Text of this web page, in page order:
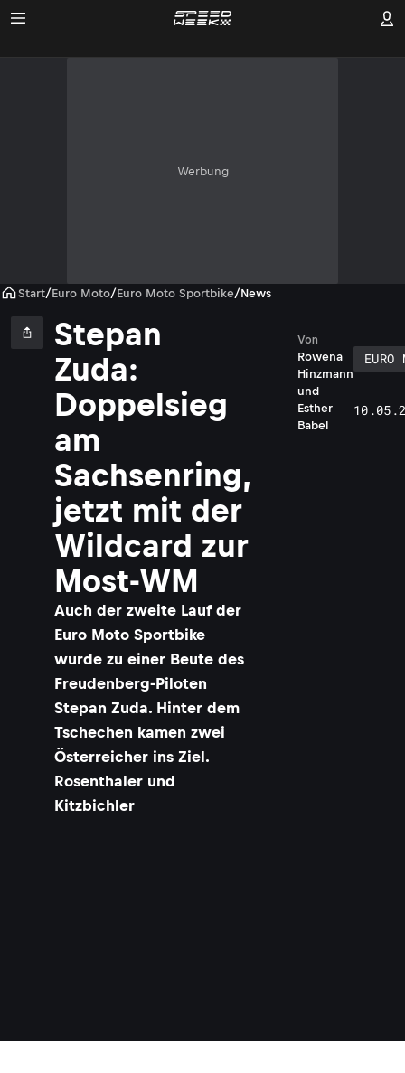
Werbung
Start/Euro Moto/Euro Moto Sportbike/News
Stepan
Zuda:
Doppelsieg
am
Sachsenring,
jetzt mit der
Wildcard zur
Most-WM
Auch der zweite Lauf der
Euro Moto Sportbike
wurde zu einer Beute des
Freudenberg-Piloten
Stepan Zuda. Hinter dem
Tschechen kamen zwei
Österreicher ins Ziel.
Rosenthaler und
Kitzbichler
RB
Rowena
Hinzmann
und
Esther
Babel
Von
EURO